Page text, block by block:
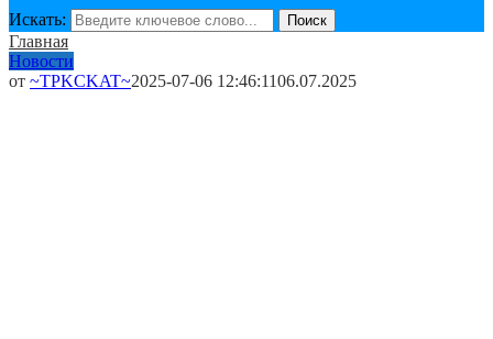
Искать: Поиск
Главная
Новости
от ~TPKCKAT~2025-07-06 12:46:1106.07.2025